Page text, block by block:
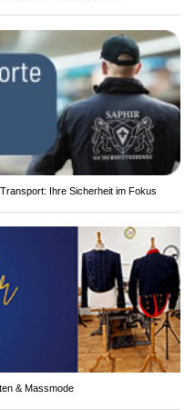
Ihre Sicherheit im Fokus
& Massmode